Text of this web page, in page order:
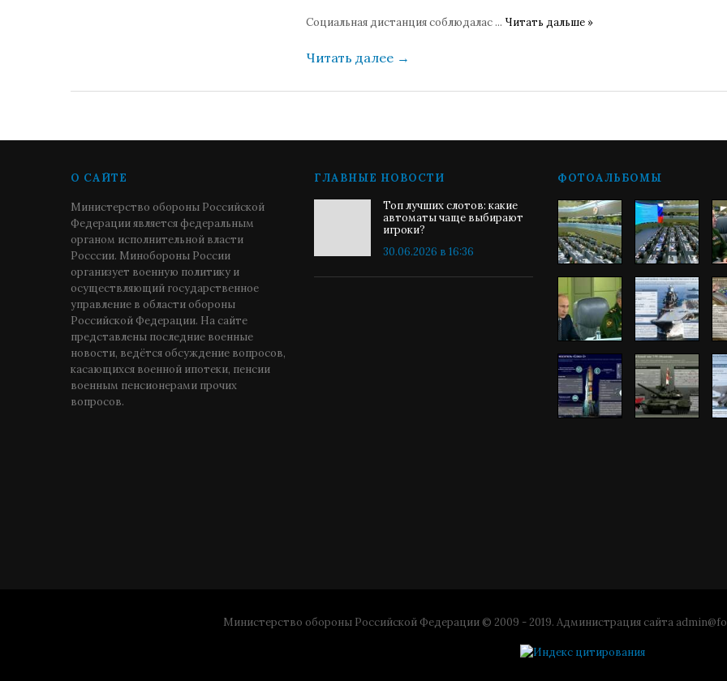
Социальная дистанция соблюдалас ... Читать дальше »
Читать далее →
О САЙТЕ
Министерство обороны Российской
Федерации является федеральным
органом исполнительной власти
Росссии. Минобороны России
организует военную политику и
осуществляющий государственное
управление в области обороны
Российской Федерации. На сайте
представлены последние военные
новости, ведётся обсуждение вопросов,
касающихся военной ипотеки, пенсии
военным пенсионерами прочих
вопросов.
ГЛАВНЫЕ НОВОСТИ
Топ лучших слотов: какие
автоматы чаще выбирают
игроки?
30.06.2026 в 16:36
ФОТОАЛЬБОМЫ
Министерство обороны Российской Федерации © 2009 - 2019. Администрация сайта